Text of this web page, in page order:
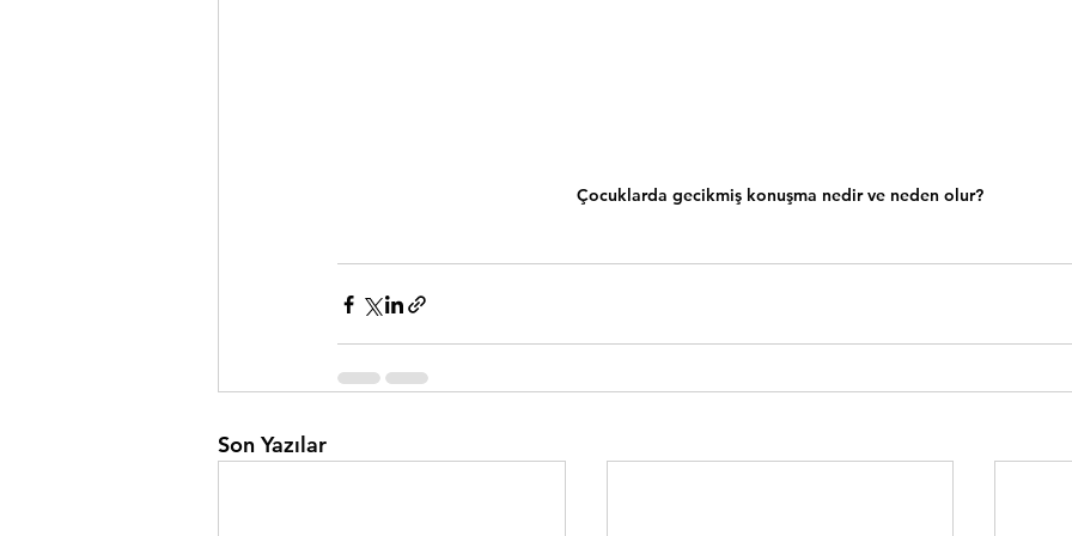
Çocuklarda gecikmiş konuşma nedir ve neden olur?
Son Yazılar